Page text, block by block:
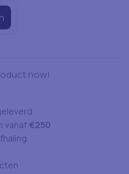
now!
vanaf €250